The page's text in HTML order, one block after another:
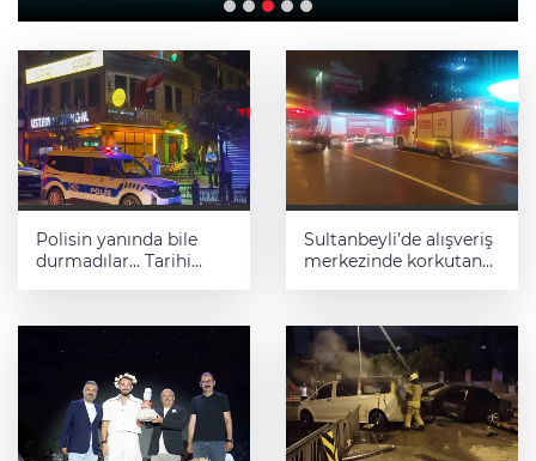
Polisin yanında bile
durmadılar… Tarihi
Sultanbeyli’de alışveriş
merkezinde korkutan